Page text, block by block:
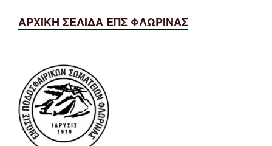
ΑΡΧΙΚΗ ΣΕΛΙΔΑ ΕΠΣ ΦΛΩΡΙΝΑΣ